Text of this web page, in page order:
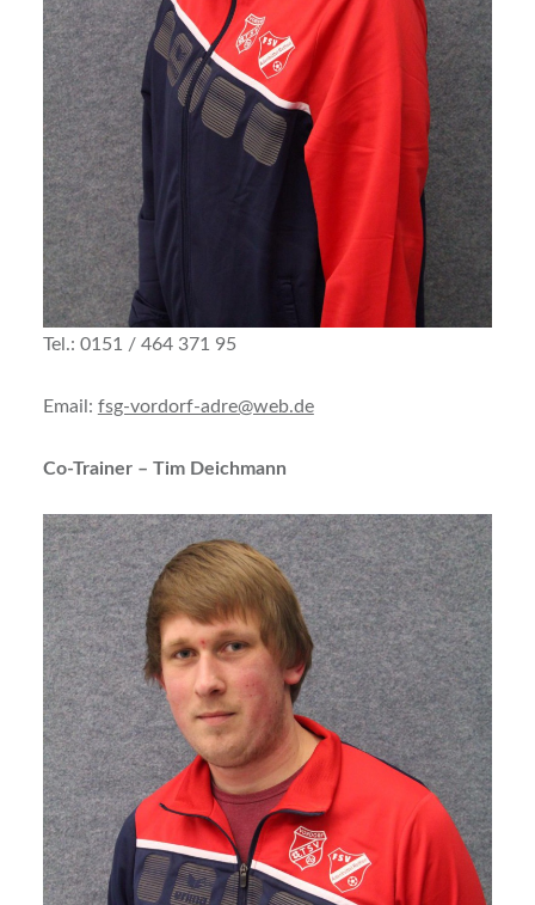
Tel.: 0151 / 464 371 95
Email: fsg-vordorf-adre@web.de
Co-Trainer – Tim Deichmann